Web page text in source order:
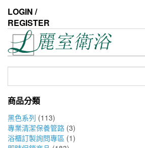
the
content
LOGIN /
REGISTER
鍵
商品分類
黑色系列 (113)
專業清潔保養管路 (3)
浴櫃訂製詢問專區 (1)